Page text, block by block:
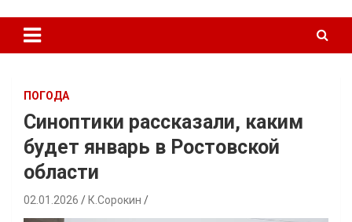
ПОГОДА
Синоптики рассказали, каким
будет январь в Ростовской
области
02.01.2026 К.Сорокин